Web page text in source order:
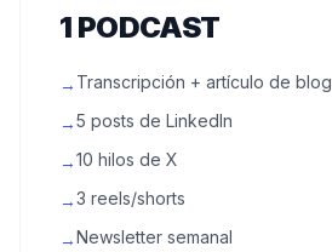
1 PODCAST
→ Transcripción + artículo de blog
→5 posts de LinkedIn
→10 hilos de X
→3 reels/shorts
→Newsletter semanal